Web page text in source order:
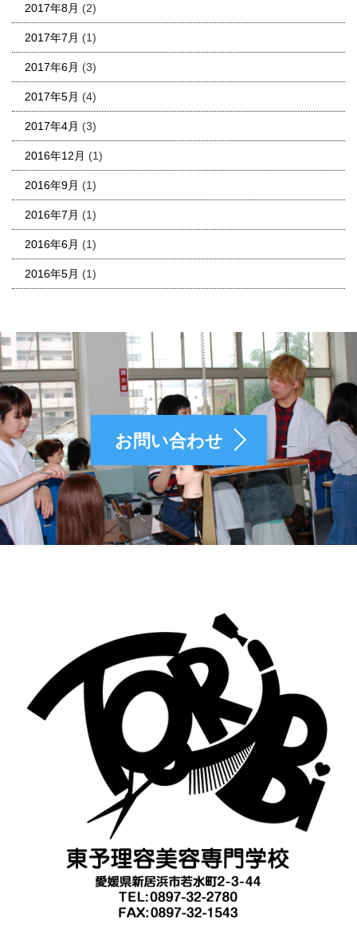
2017年8月 (2)
2017年7月 (1)
2017年6月 (3)
2017年5月 (4)
2017年4月 (3)
2016年12月 (1)
2016年9月 (1)
2016年7月 (1)
2016年6月 (1)
2016年5月 (1)
お問い合わせ